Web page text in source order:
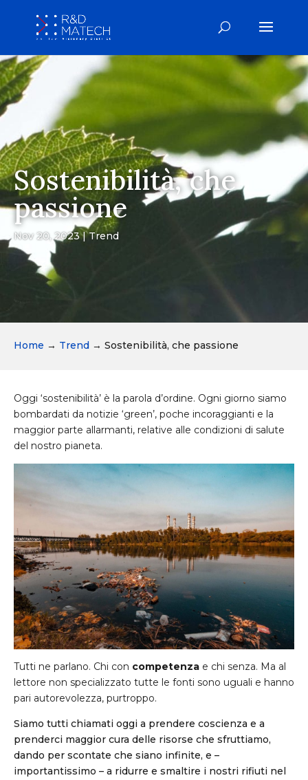
Sostenibilità, che
passione
Nov 20, 2023 Trend
Home → Trend → Sostenibilità, che passione
Oggi ‘sostenibilità’ è la parola d’ordine. Ogni giorno siamo
bombardati da notizie ‘green’, poche incoraggianti e la
maggior parte allarmanti, relative alle condizioni di salute
del nostro pianeta.
Tutti ne parlano. Chi con competenza e chi senza. Ma al
lettore non specializzato tutte le fonti sono uguali e hanno
pari autorevolezza, purtroppo.
Siamo tutti chiamati oggi a prendere coscienza e a
prenderci maggior cura delle risorse che sfruttiamo,
dando per scontate che siano infinite, e –
importantissimo – a ridurre e smaltire i nostri rifiuti nel